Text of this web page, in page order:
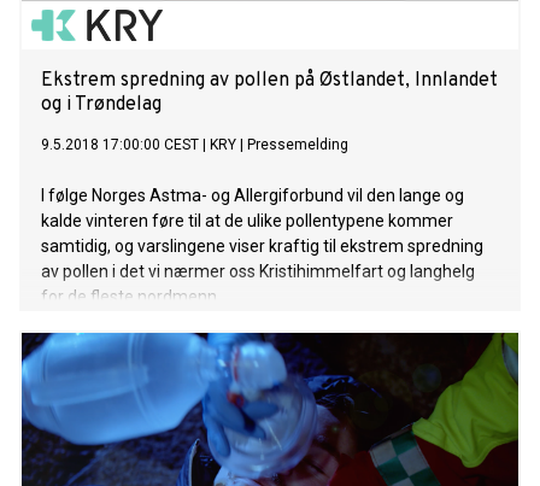
Ekstrem spredning av pollen på Østlandet, Innlandet
og i Trøndelag
9.5.2018 17:00:00 CEST KRY Pressemelding
I følge Norges Astma- og Allergiforbund vil den lange og
kalde vinteren føre til at de ulike pollentypene kommer
samtidig, og varslingene viser kraftig til ekstrem spredning
av pollen i det vi nærmer oss Kristihimmelfart og langhelg
for de fleste nordmenn.